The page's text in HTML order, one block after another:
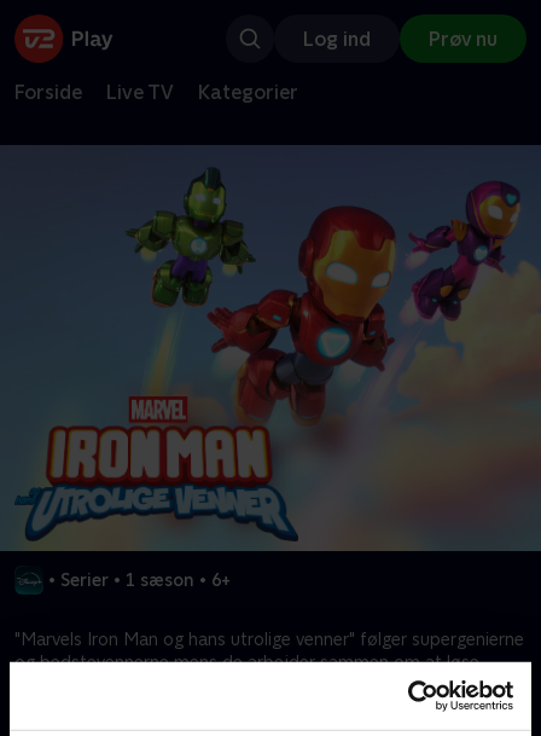
Log ind Prøv nu
Forside Live TV Kategorier
• Serier • 1 sæson • 6+
"Marvels Iron Man og hans utrolige venner" følger supergenierne
og bedstevennerne mens de arbejder sammen om at løse